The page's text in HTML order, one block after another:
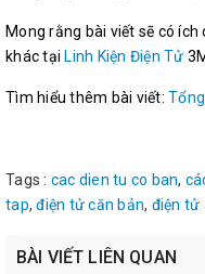
Mong rằng bài viết sẽ có
khác tại Linh Kiện Điện Tử
Tìm hiểu thêm bài viết:
Tags : cac dien tu co ban,
tap,điện tử căn bản, điện tử
BÀI VIẾT LIÊN QUAN